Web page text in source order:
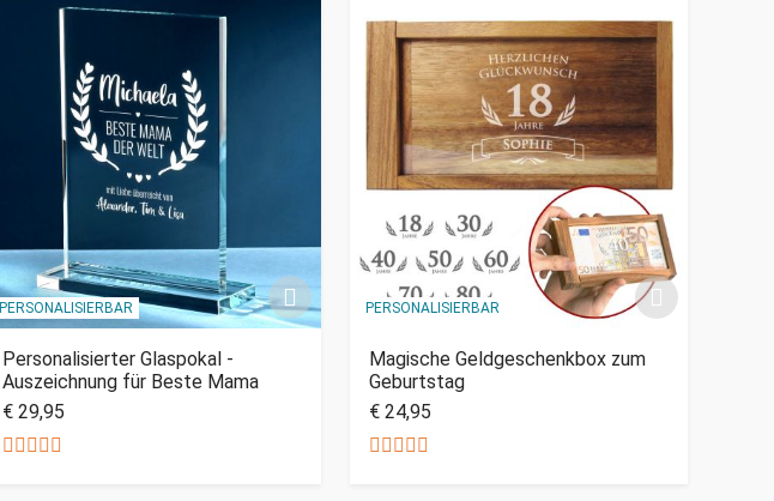
PERSONALISIERBAR
Personalisierter Glaspokal -
Auszeichnung für Beste Mama
€ 29,95
PERSONALISIERBAR
Magische Geldgeschenkbox zum
Geburtstag
€ 24,95